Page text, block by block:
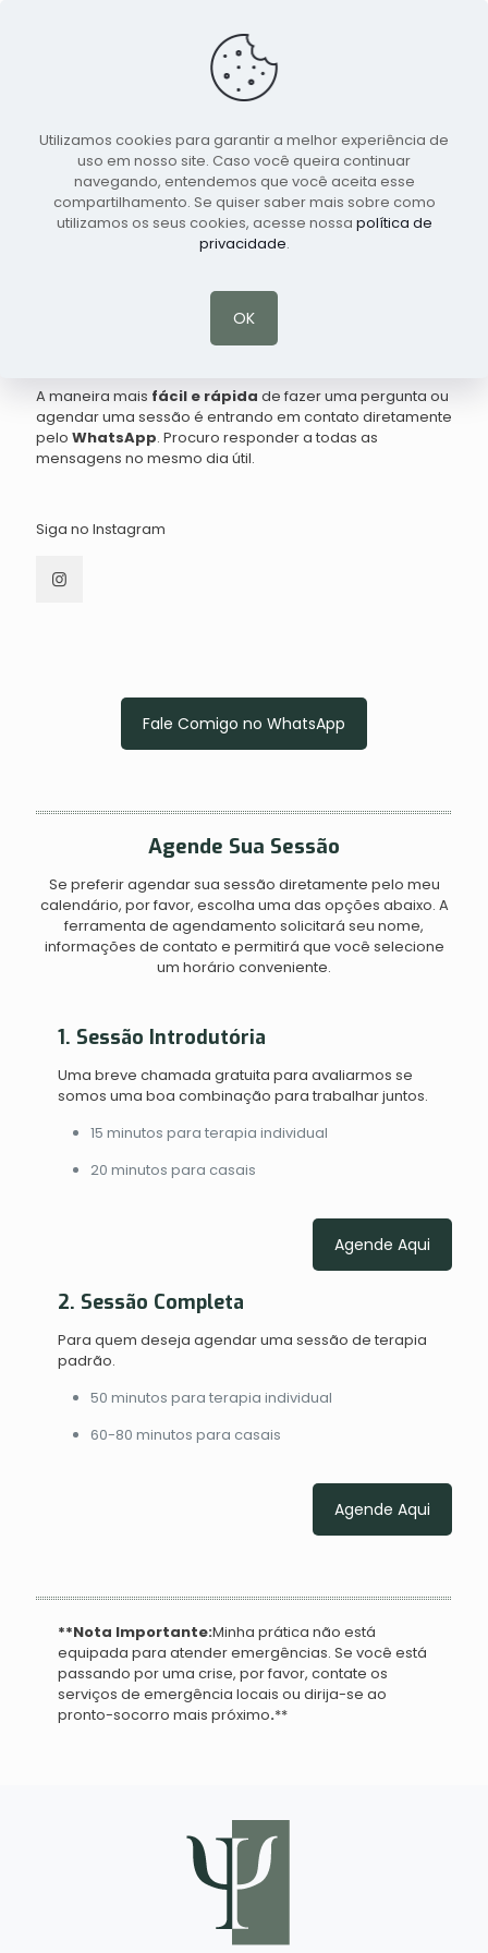
Português Marcar Consulta
Contato e Agendamento
A maneira mais fácil e rápida de fazer uma pergunta ou
agendar uma sessão é entrando em contato diretamente
pelo WhatsApp. Procuro responder a todas as
mensagens no mesmo dia útil.
Siga no Instagram
Fale Comigo no WhatsApp
Agende Sua Sessão
Se preferir agendar sua sessão diretamente pelo meu
calendário, por favor, escolha uma das opções abaixo. A
ferramenta de agendamento solicitará seu nome,
informações de contato e permitirá que você selecione
um horário conveniente.
1. Sessão Introdutória
Uma breve chamada gratuita para avaliarmos se
somos uma boa combinação para trabalhar juntos.
15 minutos para terapia individual
20 minutos para casais
Agende Aqui
2. Sessão Completa
Para quem deseja agendar uma sessão de terapia
padrão.
50 minutos para terapia individual
60-80 minutos para casais
Agende Aqui
**Nota Importante:Minha prática não está
equipada para atender emergências. Se você está
passando por uma crise, por favor, contate os
serviços de emergência locais ou dirija-se ao
pronto-socorro mais próximo.**
Utilizamos cookies para garantir a melhor experiência de
uso em nosso site. Caso você queira continuar
navegando, entendemos que você aceita esse
compartilhamento. Se quiser saber mais sobre como
utilizamos os seus cookies, acesse nossa política de
privacidade.
OK